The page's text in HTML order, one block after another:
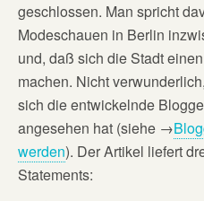
geschlossen. Man spricht
Modeschauen in Berlin
und, daß sich die Stadt
machen. Nicht
sich die entwickelnde
angesehen hat (siehe →
werden). Der Artikel liefert
Statements: